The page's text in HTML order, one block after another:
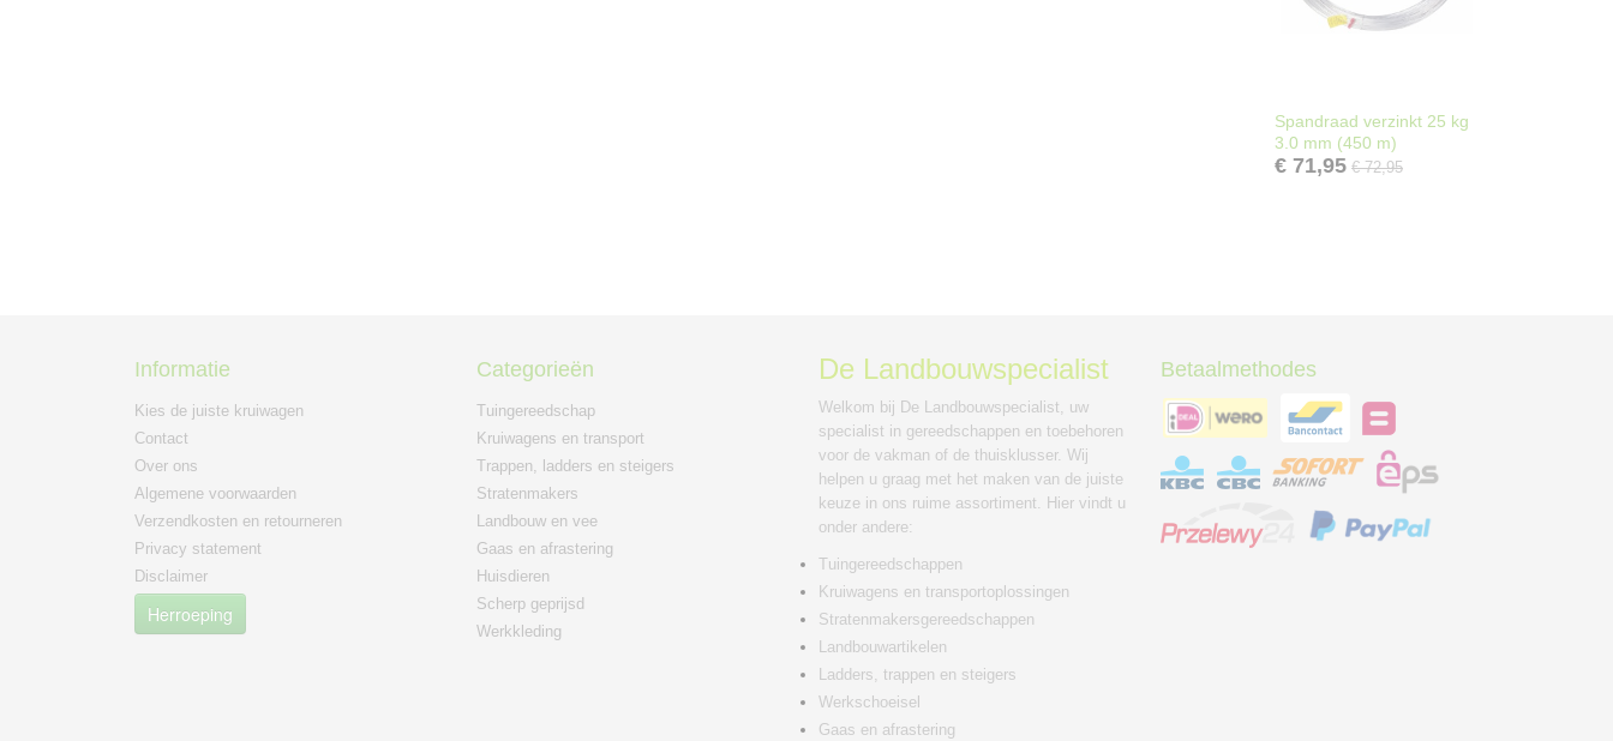
Spandraad verzinkt 25 kg
3.0 mm (450 m)
€ 71,95 € 72,95
Informatie
Kies de juiste kruiwagen
Contact
Over ons
Algemene voorwaarden
Verzendkosten en retourneren
Privacy statement
Disclaimer
Herroeping
Categorieën
Tuingereedschap
Kruiwagens en transport
Trappen, ladders en steigers
Stratenmakers
Landbouw en vee
Gaas en afrastering
Huisdieren
Scherp geprijsd
Werkkleding
De Landbouwspecialist
Welkom bij De Landbouwspecialist, uw
specialist in gereedschappen en toebehoren
voor de vakman of de thuisklusser. Wij
helpen u graag met het maken van de juiste
keuze in ons ruime assortiment. Hier vindt u
onder andere:
Tuingereedschappen
Kruiwagens en transportoplossingen
Stratenmakersgereedschappen
Landbouwartikelen
Ladders, trappen en steigers
Werkschoeisel
Gaas en afrastering
Betaalmethodes